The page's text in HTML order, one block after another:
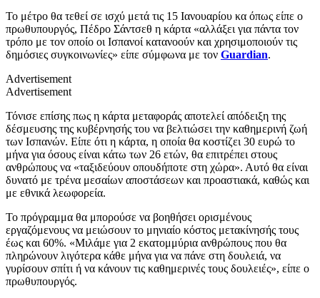
Το μέτρο θα τεθεί σε ισχύ μετά τις 15 Ιανουαρίου κα όπως είπε ο
πρωθυπουργός, Πέδρο Σάντσεθ η κάρτα «αλλάξει για πάντα τον
τρόπο με τον οποίο οι Ισπανοί κατανοούν και χρησιμοποιούν τις
δημόσιες συγκοινωνίες» είπε σύμφωνα με τον Guardian.
Advertisement
Advertisement
Τόνισε επίσης πως η κάρτα μεταφοράς αποτελεί απόδειξη της
δέσμευσης της κυβέρνησής του να βελτιώσει την καθημερινή ζωή
των Ισπανών. Είπε ότι η κάρτα, η οποία θα κοστίζει 30 ευρώ το
μήνα για όσους είναι κάτω των 26 ετών, θα επιτρέπει στους
ανθρώπους να «ταξιδεύουν οπουδήποτε στη χώρα». Αυτό θα είναι
δυνατό με τρένα μεσαίων αποστάσεων και προαστιακά, καθώς και
με εθνικά λεωφορεία.
Το πρόγραμμα θα μπορούσε να βοηθήσει ορισμένους
εργαζόμενους να μειώσουν το μηνιαίο κόστος μετακίνησής τους
έως και 60%. «Μιλάμε για 2 εκατομμύρια ανθρώπους που θα
πληρώνουν λιγότερα κάθε μήνα για να πάνε στη δουλειά, να
γυρίσουν σπίτι ή να κάνουν τις καθημερινές τους δουλειές», είπε ο
πρωθυπουργός.